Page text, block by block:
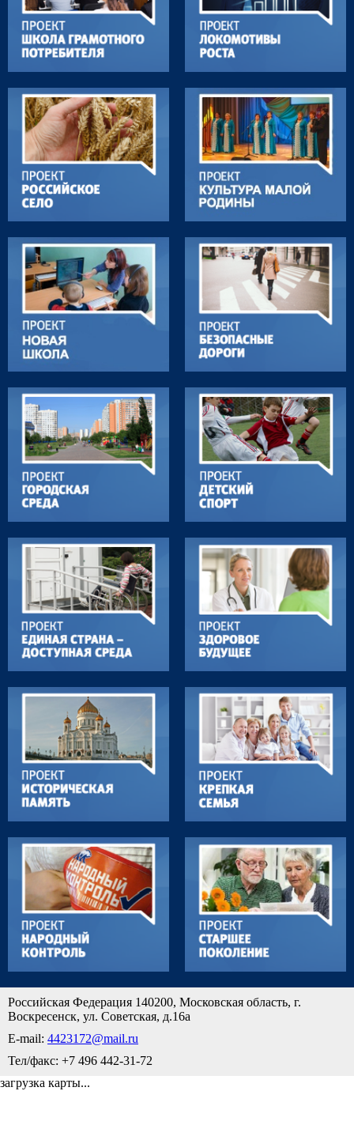
Российская Федерация 140200, Московская область, г.
Воскресенск, ул. Советская, д.16а
E-mail: 4423172@mail.ru
Тел/факс: +7 496 442-31-72
загрузка карты...